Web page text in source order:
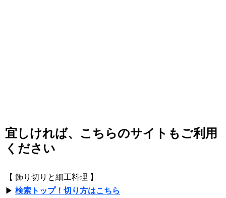
宜しければ、こちらのサイトもご利用
ください
【 飾り切りと細工料理 】
▶ 検索トップ！切り方はこちら